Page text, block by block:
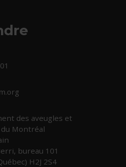
:
:
:des aveugles et
Montréal
bureau 101
H2J 2S4